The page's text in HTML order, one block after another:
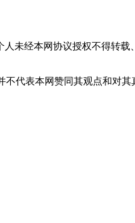
未经本网协议授权不得转
代表本网赞同其观点和对其